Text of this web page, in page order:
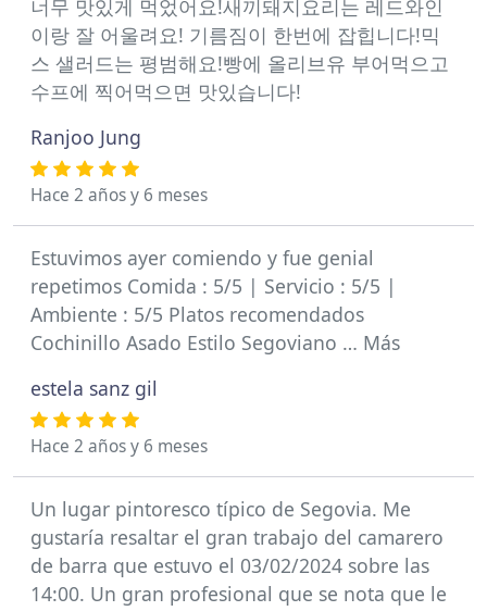
너무 맛있게 먹었어요!새끼돼지요리는 레드와인
이랑 잘 어울려요! 기름짐이 한번에 잡힙니다!믹
스 샐러드는 평범해요!빵에 올리브유 부어먹으고
수프에 찍어먹으면 맛있습니다!
Ranjoo Jung
Hace 2 años y 6 meses
Estuvimos ayer comiendo y fue genial
repetimos Comida : 5/5 | Servicio : 5/5 |
Ambiente : 5/5 Platos recomendados
Cochinillo Asado Estilo Segoviano … Más
estela sanz gil
Hace 2 años y 6 meses
Un lugar pintoresco típico de Segovia. Me
gustaría resaltar el gran trabajo del camarero
de barra que estuvo el 03/02/2024 sobre las
14:00. Un gran profesional que se nota que le